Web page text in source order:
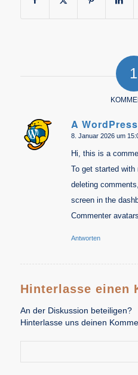
1
A
sagte:
8. Januar 2026 um
Hi, this is a
To get started with
deleting
screen in the
Commenter
Antworten
Hinterlasse einen
An der Diskussion beteiligen?
Hinterlasse uns deinen